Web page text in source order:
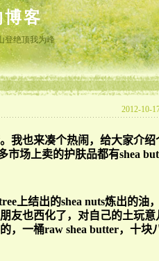
博客
登绝顶我为峰
2012-10-
我也来凑个热闹，给大家介绍
市场上卖的护肤品都有shea
上结出的shea nuts炼出的油
友也西化了，对自己的土玩意
，一桶raw shea butter，十块